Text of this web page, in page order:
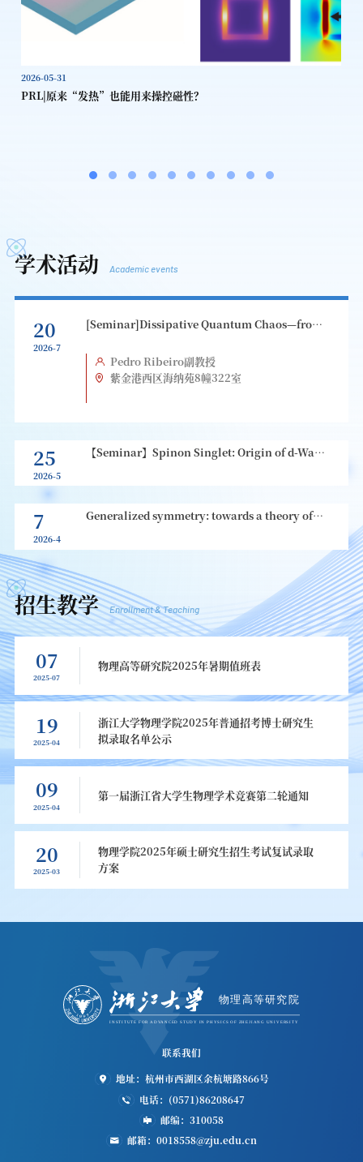
2026-05-31
PRL|原来“发热”也能用来操控磁性？
学术活动 Academic events
20
2026-7
[Seminar]Dissipative Quantum Chaos—from
Pedro Ribeiro副教授
紫金港西区海纳苑8幢322室
25
2026-5
【Seminar】Spinon Singlet: Origin of d-Wave
7
2026-4
Generalized symmetry: towards a theory of
2026-04-07 14:00:00
招生教学 Enrollment & Teaching
07
2025-07
物理高等研究院2025年暑期值班表
19
2025-04
浙江大学物理学院2025年普通招考博士研究生
拟录取名单公示
09
2025-04
第一届浙江省大学生物理学术竞赛第二轮通知
20
2025-03
物理学院2025年硕士研究生招生考试复试录取
方案
联系我们
地址：杭州市西湖区余杭塘路866号
电话：(0571)86208647
邮编：310058
邮箱：0018558@zju.edu.cn